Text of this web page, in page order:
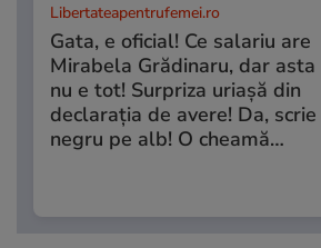
Libertateapentrufemei.ro
Gata, e oficial! Ce salariu are
Mirabela Grădinaru, dar asta
nu e tot! Surpriza uriașă din
declarația de avere! Da, scrie
negru pe alb! O cheamă…